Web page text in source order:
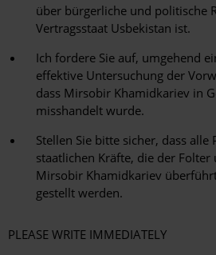
über bürgerliche und politische
Vertragsstaat Usbekistan ist.
Ich fordere Sie auf, umgehend
effektive Untersuchung der
dass Mirsobir Khamidkariev in
misshandelt wurde.
Stellen Sie bitte sicher, dass alle
staatlichen Kräfte, die der
Mirsobir Khamidkariev
gestellt werden.
PLEASE WRITE IMMEDIATELY